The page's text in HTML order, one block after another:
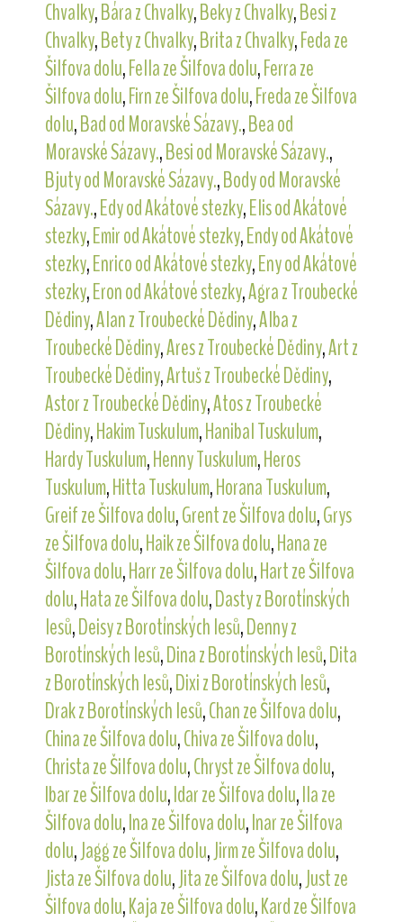
Chvalky,Bára z Chvalky,Beky z Chvalky,Besi z
Chvalky,Bety z Chvalky,Brita z Chvalky,Feda ze
Šilfova dolu,Fella ze Šilfova dolu,Ferra ze
Šilfova dolu,Firn ze Šilfova dolu,Freda ze Šilfova
dolu,Bad od Moravské Sázavy.,Bea od
Moravské Sázavy.,Besi od Moravské Sázavy.,
Bjuty od Moravské Sázavy.,Body od Moravské
Sázavy.,Edy od Akátové stezky,Elis od Akátové
stezky,Emir od Akátové stezky,Endy od Akátové
stezky,Enrico od Akátové stezky,Eny od Akátové
stezky,Eron od Akátové stezky,Agra z Troubecké
Dědiny,Alan z Troubecké Dědiny,Alba z
Troubecké Dědiny,Ares z Troubecké Dědiny,Art z
Troubecké Dědiny,Artuš z Troubecké Dědiny,
Astor z Troubecké Dědiny,Atos z Troubecké
Dědiny,Hakim Tuskulum,Hanibal Tuskulum,
Hardy Tuskulum,Henny Tuskulum,Heros
Tuskulum,Hitta Tuskulum,Horana Tuskulum,
Greif ze Šilfova dolu,Grent ze Šilfova dolu,Grys
ze Šilfova dolu,Haik ze Šilfova dolu,Hana ze
Šilfova dolu,Harr ze Šilfova dolu,Hart ze Šilfova
dolu,Hata ze Šilfova dolu,Dasty z Borotínských
lesů,Deisy z Borotínských lesů,Denny z
Borotínských lesů,Dina z Borotínských lesů,Dita
z Borotínských lesů,Dixi z Borotínských lesů,
Drak z Borotínských lesů,Chan ze Šilfova dolu,
China ze Šilfova dolu,Chiva ze Šilfova dolu,
Christa ze Šilfova dolu,Chryst ze Šilfova dolu,
Ibar ze Šilfova dolu,Idar ze Šilfova dolu,Ila ze
Šilfova dolu,Ina ze Šilfova dolu,Inar ze Šilfova
dolu,Jagg ze Šilfova dolu,Jirm ze Šilfova dolu,
Jista ze Šilfova dolu,Jita ze Šilfova dolu,Just ze
Šilfova dolu,Kaja ze Šilfova dolu,Kard ze Šilfova